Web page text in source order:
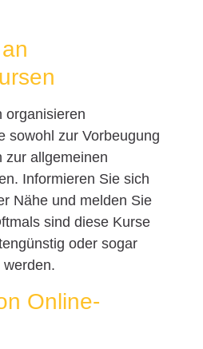
organisieren
sowohl zur Vorbeugung
zur allgemeinen
Informieren Sie sich
Nähe und melden Sie
sind diese Kurse
oder sogar
werden.
Online-